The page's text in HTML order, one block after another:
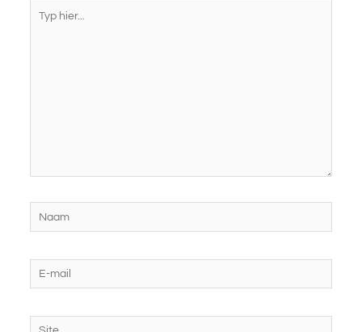
Naam
mail
Site